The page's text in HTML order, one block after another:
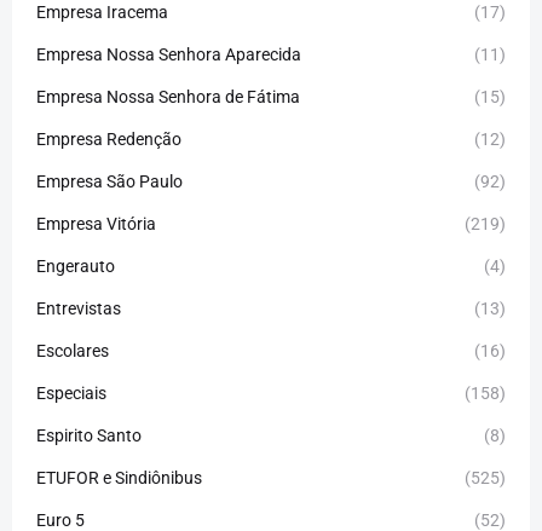
Empresa Iracema (17)
Empresa Nossa Senhora Aparecida (11)
Empresa Nossa Senhora de Fátima (15)
Empresa Redenção (12)
Empresa São Paulo (92)
Empresa Vitória (219)
Engerauto (4)
Entrevistas (13)
Escolares (16)
Especiais (158)
Espirito Santo (8)
ETUFOR e Sindiônibus (525)
Euro 5 (52)